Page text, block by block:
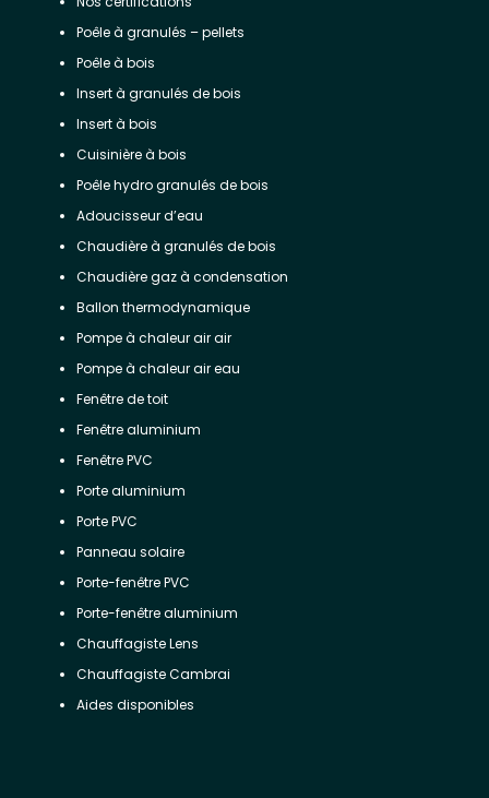
Poêle à granulés – pellets
Poêle à bois
Insert à granulés de bois
Insert à bois
Cuisinière à bois
Poêle hydro granulés de bois
Adoucisseur d’eau
Chaudière à granulés de bois
Chaudière gaz à condensation
Ballon thermodynamique
Pompe à chaleur air air
Pompe à chaleur air eau
Fenêtre de toit
Fenêtre aluminium
Fenêtre PVC
Porte aluminium
Porte PVC
Panneau solaire
Porte-fenêtre PVC
Porte-fenêtre aluminium
Chauffagiste Lens
Chauffagiste Cambrai
Aides disponibles